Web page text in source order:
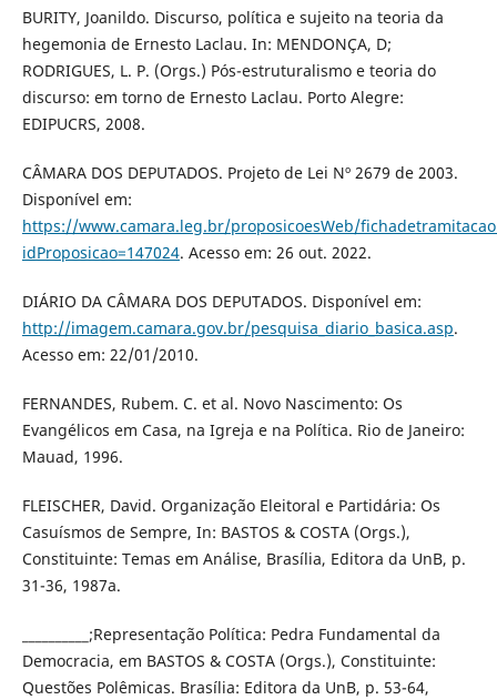
BURITY, Joanildo. Discurso, política e sujeito na teoria da
hegemonia de Ernesto Laclau. In: MENDONÇA, D;
RODRIGUES, L. P. (Orgs.) Pós-estruturalismo e teoria do
discurso: em torno de Ernesto Laclau. Porto Alegre:
EDIPUCRS, 2008.
CÂMARA DOS DEPUTADOS. Projeto de Lei Nº 2679 de 2003.
Disponível em:
https://www.camara.leg.br/proposicoesWeb/
idProposicao=147024. Acesso em: 26 out. 2022.
DIÁRIO DA CÂMARA DOS DEPUTADOS. Disponível em:
http://imagem.camara.gov.br/pesquisa_diario_basica.asp.
Acesso em: 22/01/2010.
FERNANDES, Rubem. C. et al. Novo Nascimento: Os
Evangélicos em Casa, na Igreja e na Política. Rio de Janeiro:
Mauad, 1996.
FLEISCHER, David. Organização Eleitoral e Partidária: Os
Casuísmos de Sempre, In: BASTOS & COSTA (Orgs.),
Constituinte: Temas em Análise, Brasília, Editora da UnB, p.
31-36, 1987a.
__________;Representação Política: Pedra Fundamental da
Democracia, em BASTOS & COSTA (Orgs.), Constituinte:
Questões Polêmicas. Brasília: Editora da UnB, p. 53-64,